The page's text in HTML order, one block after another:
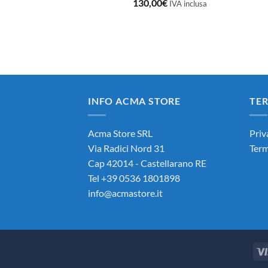
130,00€ IVA inclusa
INFO ACMA STORE
Acma Store SRL
Via Radici Nord 31
Cap 42014 - Castellarano RE
Tel +39 0536 1801898
info@acmastore.it